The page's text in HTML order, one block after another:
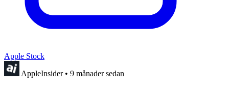
Apple Stock
AppleInsider • 9 månader sedan